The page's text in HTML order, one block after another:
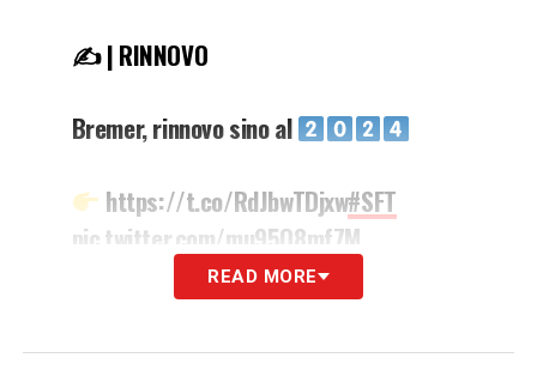
✍️ | RINNOVO
Bremer, rinnovo sino al
https://t.co/RdJbwTDjxw#SFT
pic.twitter.com/mu95Q8mf7M
— Torino Football Club
(@TorinoFC_1906)February 2, 2022
READ MORE